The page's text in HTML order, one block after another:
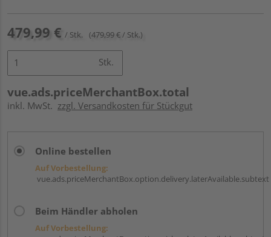
479,99 € / Stk. (479,99 € / Stk.)
Stk.
vue.ads.priceMerchantBox.total
inkl. MwSt. zzgl. Versandkosten für Stückgut
Online bestellen
Auf Vorbestellung:
vue.ads.priceMerchantBox.option.delivery.laterAvailable.subtext
Beim Händler abholen
Auf Vorbestellung: